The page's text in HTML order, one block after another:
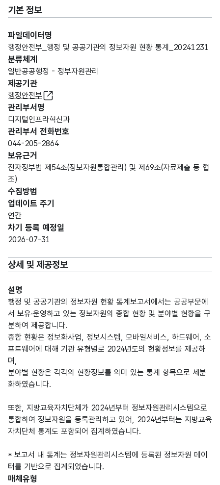
기본 정보
파일데이터명
행정안전부_행정 및 공공기관의 정보자원 현황 통계_20241231
분류체계
일반공공행정 - 정부자원관리
제공기관
행정안전부
관리부서명
디지털인프라혁신과
관리부서 전화번호
044-205-2864
보유근거
전자정부법 제54조(정보자원통합관리) 및 제69조(자료제출 등 협
조)
수집방법
업데이트 주기
연간
차기 등록 예정일
2026-07-31
상세 및 제공정보
설명
행정 및 공공기관의 정보자원 현황 통계보고서에서는 공공부문에
서 보유·운영하고 있는 정보자원의 종합 현황 및 분야별 현황을 구
분하여 제공합니다.
종합 현황은 정보화사업, 정보시스템, 모바일서비스, 하드웨어, 소
프트웨어에 대해 기관 유형별로 2024년도의 현황정보를 제공하
며,
분야별 현황은 각각의 현황정보를 의미 있는 통계 항목으로 세분
화하였습니다.
또한, 지방교육자치단체가 2024년부터 정보자원관리시스템으로
통합하여 정보자원을 등록관리하고 있어, 2024년부터는 지방교육
자치단체 통계도 포함되어 집계하였습니다.
* 보고서 내 통계는 정보자원관리시스템에 등록된 정보자원 데이
터를 기반으로 집계되었습니다.
매체유형